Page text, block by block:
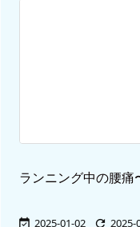
ランニング中の腰痛
 2025-01-02  2025-